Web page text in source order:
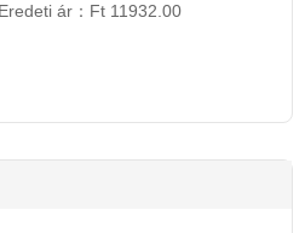
Eredeti ár： Ft 11932.00